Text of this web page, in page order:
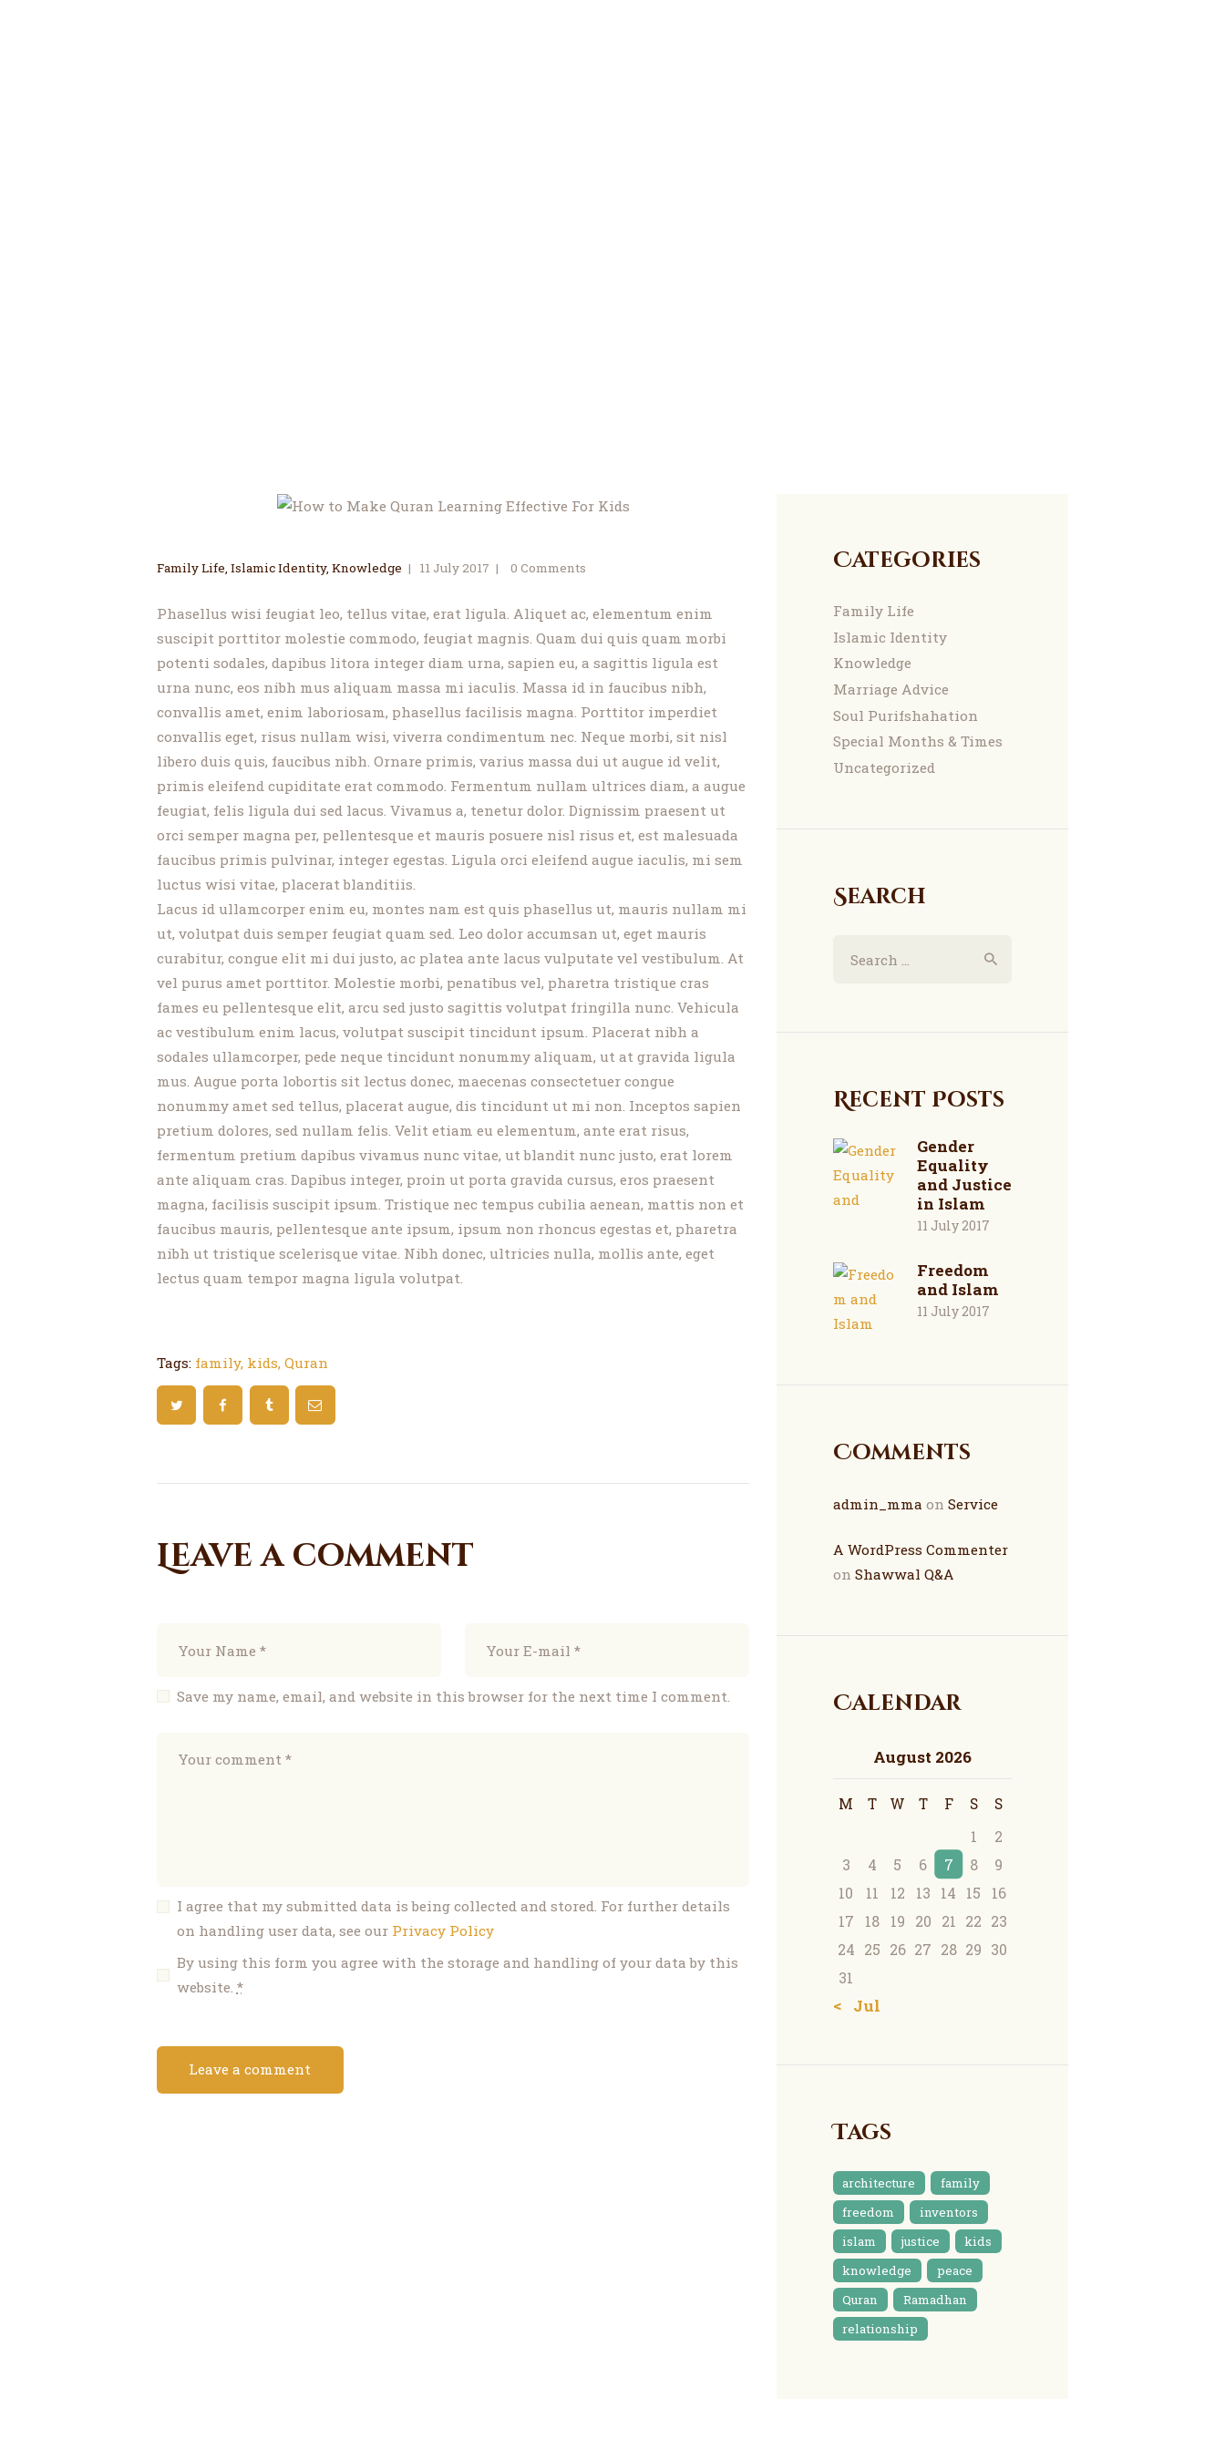
Family Life Islamic Identity, Knowledge 11 July 2017 0 Comments
Phasellus wisi feugiat leo, tellus vitae, erat ligula. Aliquet ac, elementum enim
suscipit porttitor molestie commodo, feugiat magnis. Quam dui quis quam morbi
potenti sodales, dapibus litora integer diam urna, sapien eu, a sagittis ligula est
urna nunc, eos nibh mus aliquam massa mi iaculis. Massa id in faucibus nibh,
convallis amet, enim laboriosam, phasellus facilisis magna. Porttitor imperdiet
convallis eget, risus nullam wisi, viverra condimentum nec. Neque morbi, sit nisl
libero duis quis, faucibus nibh. Ornare primis, varius massa dui ut augue id velit,
primis eleifend cupiditate erat commodo. Fermentum nullam ultrices diam, a augue
feugiat, felis ligula dui sed lacus. Vivamus a, tenetur dolor. Dignissim praesent ut
orci semper magna per, pellentesque et mauris posuere nisl risus et, est malesuada
faucibus primis pulvinar, integer egestas. Ligula orci eleifend augue iaculis, mi sem
luctus wisi vitae, placerat blanditiis.
Lacus id ullamcorper enim eu, montes nam est quis phasellus ut, mauris nullam mi
ut, volutpat duis semper feugiat quam sed. Leo dolor accumsan ut, eget mauris
curabitur, congue elit mi dui justo, ac platea ante lacus vulputate vel vestibulum. At
vel purus amet porttitor. Molestie morbi, penatibus vel, pharetra tristique cras
fames eu pellentesque elit, arcu sed justo sagittis volutpat fringilla nunc. Vehicula
ac vestibulum enim lacus, volutpat suscipit tincidunt ipsum. Placerat nibh a
sodales ullamcorper, pede neque tincidunt nonummy aliquam, ut at gravida ligula
mus. Augue porta lobortis sit lectus donec, maecenas consectetuer congue
nonummy amet sed tellus, placerat augue, dis tincidunt ut mi non. Inceptos sapien
pretium dolores, sed nullam felis. Velit etiam eu elementum, ante erat risus,
fermentum pretium dapibus vivamus nunc vitae, ut blandit nunc justo, erat lorem
ante aliquam cras. Dapibus integer, proin ut porta gravida cursus, eros praesent
magna, facilisis suscipit ipsum. Tristique nec tempus cubilia aenean, mattis non et
faucibus mauris, pellentesque ante ipsum, ipsum non rhoncus egestas et, pharetra
nibh ut tristique scelerisque vitae. Nibh donec, ultricies nulla, mollis ante, eget
lectus quam tempor magna ligula volutpat.
Tags: family, kids, Quran
Leave a comment
Save my name, email, and website in this browser for the next time I comment.
I agree that my submitted data is being collected and stored. For further details
on handling user data, see our Privacy Policy
By using this form you agree with the storage and handling of your data by this
website. *
Categories
Family Life
Islamic Identity
Knowledge
Marriage Advice
Soul Purifshahation
Special Months & Times
Uncategorized
Search
Recent Posts
Gender
Equality
and Justice
in Islam
11 July 2017
Freedom
and Islam
11 July 2017
Comments
admin_mma on Service
A WordPress Commenter
on Shawwal Q&A
Calendar
August 2026
M T W T F S
S
1
2
3
4 5 6 7 8
9
10
11 12 13 14 15
16
17
18 19 20 21 22 23
24 25 26 27 28 29 30
31
« Jul
Tags
architecture
family
freedom
inventors
islam
justice
kids
knowledge
peace
Quran
Ramadhan
relationship